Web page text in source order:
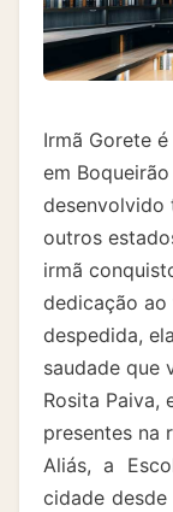
Irmã Gorete
em
desenvolvido
outros
irmã
dedicação ao
despedida,
saudade que
Rosita Paiva,
presentes na
Aliás, a
cidade